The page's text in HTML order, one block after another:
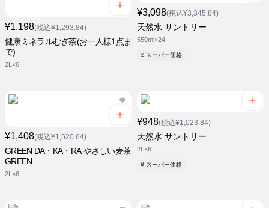
¥1,198(税込¥1,293.84)
健康ミネラルむぎ茶(お一人様1点ま
で)
2L×6
¥3,098(税込¥3,345.84)
天然水 サントリー
550ml×24
¥ スーパー価格
¥1,408(税込¥1,520.64)
GREEN DA・KA・RA やさしい麦茶
GREEN
2L×6
¥948(税込¥1,023.84)
天然水 サントリー
2L×6
¥ スーパー価格